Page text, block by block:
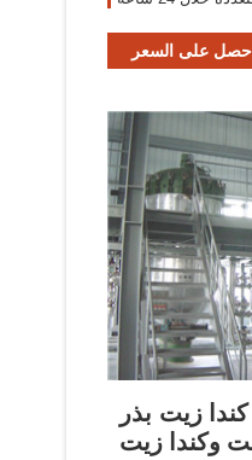
على السعر
زيت بذر
وكندا زيت